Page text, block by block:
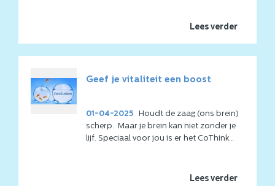
in de online versie.
Lees verder
Geef je vitaliteit een boost
01-04-2025
Houdt de zaag (ons brein)
scherp. Maar je brein kan niet zonder je
lijf. Speciaal voor jou is er het CoThink
alvast een kleine demonstratie ofLees verder